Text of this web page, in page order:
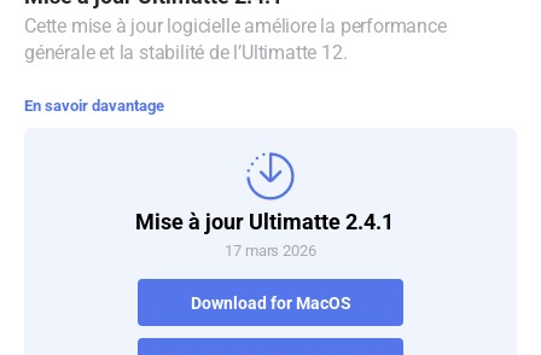
Denmark
Hong Kong SAR, China
Cette mise à jour logicielle améliore la performance
générale et la stabilité de l’Ultimatte 12.
En savoir davantage
Mise à jour Ultimatte 2.4.1
17 mars 2026
Download for MacOS